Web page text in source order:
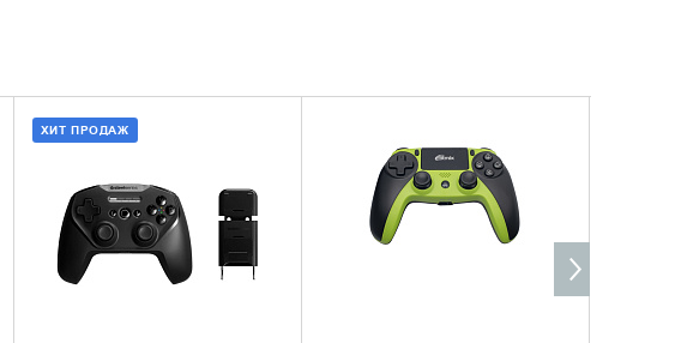
ХИТ ПРОДАЖ
КУПИТЬ В 1 КЛИК
УТОЧНИТЬ НАЛИЧИЕ